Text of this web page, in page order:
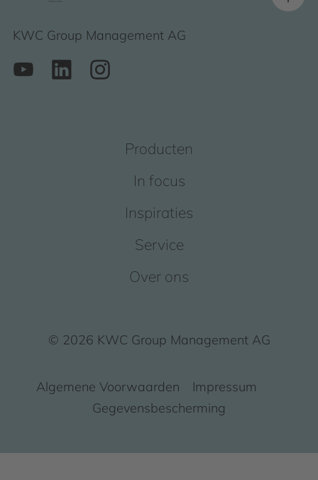
KWC Group Management AG
Producten
In focus
Inspiraties
Service
Over ons
© 2026 KWC Group Management AG
Algemene Voorwaarden
Impressum
Gegevensbescherming